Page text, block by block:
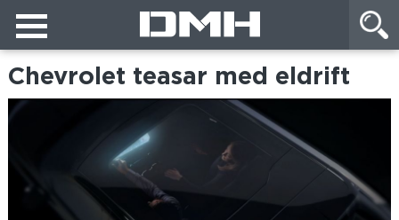
Chevrolet teasar med eldrift